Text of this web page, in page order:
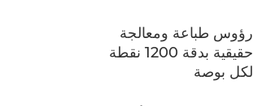
رؤوس طباعة ومعالجة
حقيقية بدقة 1200 نقطة
لكل بوصة